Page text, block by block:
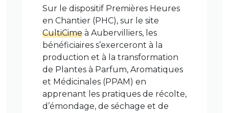
Sur le dispositif Premières Heures
en Chantier (PHC), sur le site
CultiCimeà Aubervilliers, les
bénéficiaires s’exerceront à la
production et à la transformation
de Plantes à Parfum, Aromatiques
et Médicinales (PPAM) en
apprenant les pratiques de récolte,
d’émondage, de séchage et de